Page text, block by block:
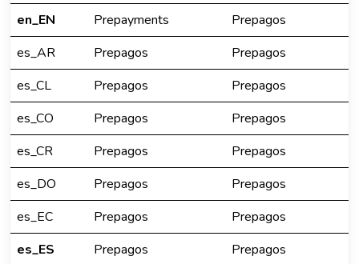
en_EN
Prepayments
Prepagos
es_AR
Prepagos
Prepagos
es_CL
Prepagos
Prepagos
es_CO
Prepagos
Prepagos
es_CR
Prepagos
Prepagos
es_DO
Prepagos
Prepagos
es_EC
Prepagos
Prepagos
es_ES
Prepagos
Prepagos